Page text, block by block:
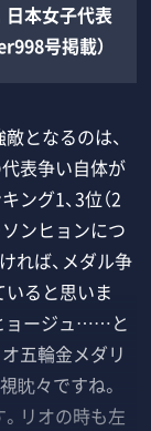
日本女子代表
号掲載）
となるのは、
表争い自体が
ング1、3位（2
ソンヒョンにつ
れば、メダル争
ると思いま
ヒョージュ……と
五輪金メダリ
眈々ですね。
リオの時も左